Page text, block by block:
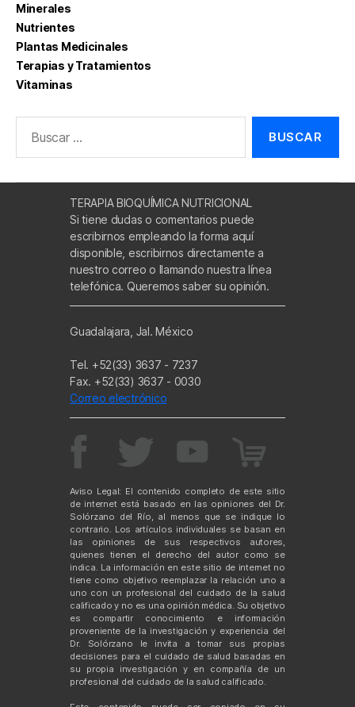
Minerales
Nutrientes
Plantas Medicinales
Terapias y Tratamientos
Vitaminas
TERAPIA BIOQUÍMICA NUTRICIONAL
Si tiene dudas o comentarios puede
escribirnos empleando la forma aquí
disponible, escribirnos directamente a
nuestro correo o llamando nuestra línea
telefónica. Queremos saber su opinión.
Guadalajara, Jal. México
Tel. +52(33) 3637 - 7237
Fax. +52(33) 3637 - 0030
Correo electrónico
Aviso Legal: El contenido completo de este sitio
de internet está basado en las opiniones del Dr.
Solórzano del Río, al menos que se indique lo
contrario. Los artículos individuales se basan en
las opiniones de sus respectivos autores,
quienes tienen el derecho del autor como se
indica. La información en este sitio de internet no
tiene como objetivo reemplazar la relación uno a
uno con un profesional del cuidado de la salud
calificado y no es una opinión médica. Su objetivo
es compartir conocimiento e información
proveniente de la investigación y experiencia del
Dr. Solórzano le invita a tomar sus propias
decisiones para el cuidado de salud basadas en
su propia investigación y en compañía de un
profesional del cuidado de la salud calificado.